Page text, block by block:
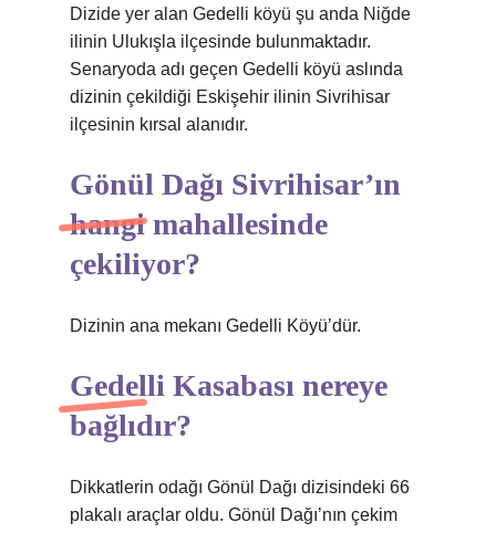
Dizide yer alan Gedelli köyü şu anda Niğde
ilinin Ulukışla ilçesinde bulunmaktadır.
Senaryoda adı geçen Gedelli köyü aslında
dizinin çekildiği Eskişehir ilinin Sivrihisar
ilçesinin kırsal alanıdır.
Gönül Dağı Sivrihisar’ın
hangi mahallesinde
çekiliyor?
Dizinin ana mekanı Gedelli Köyü’dür.
Gedelli Kasabası nereye
bağlıdır?
Dikkatlerin odağı Gönül Dağı dizisindeki 66
plakalı araçlar oldu. Gönül Dağı’nın çekim